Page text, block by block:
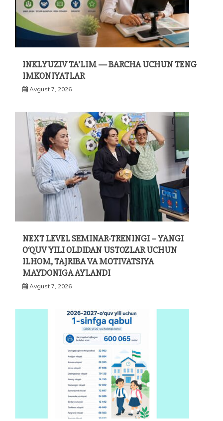
INKLYUZIV TA’LIM — BARCHA UCHUN TENG
IMKONIYATLAR
Avgust 7, 2026
NEXT LEVEL SEMINAR-TRENINGI – YANGI
O‘QUV YILI OLDIDAN USTOZLAR UCHUN
ILHOM, TAJRIBA VA MOTIVATSIYA
MAYDONIGA AYLANDI
Avgust 7, 2026